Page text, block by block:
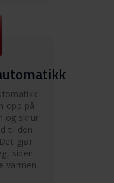
opp på
og skrur
til den
gjør
siden
varmen